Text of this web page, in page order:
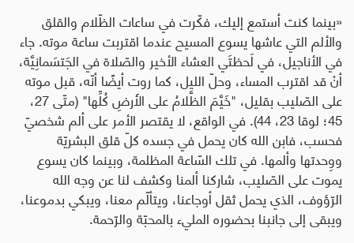
«بينما كنت أستمع إليك، فكّرت في ساعات الظّلام والقلق
والألم التي عاشها يسوع المسيح عندما اقتربت ساعة موته. جاء
في الأناجيل، في لَحظتَي العشاء الأخير والصّلاة في الجَتسَمانِيَّة،
أنْ قد اقترب المساء، وحلّ الليل، كما روت أيضًا أنّه، قبل موته
على الصّليب بقليل، "خَيَّمَ الظَّلامُ على الأَرضِ كُلِّها" (متّى 27،
45؛ لوقا 23، 44). في الواقع، لا يقتصر الأمر على ألم شخصيّ
فحسب، فابن الله كان يحمل في جسده كلّ قلق البشريّة
ووِحدتها وألمها. في تلك السّاعة المظلمة، وبينما كان يسوع
يموت على الصّليب، شاركنا ألمنا وكشف لنا عن وجه الله
الرّؤوف، الذي يحمل ثقل أوجاعنا، ويتألّم معنا، ويبكي بدموعنا،
ويبقى إلى جانبنا بحضوره المليء بالمحبّة والرّحمة.